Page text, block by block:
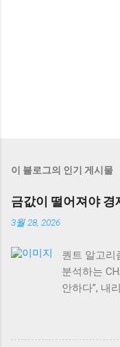
이 블로그의 인기 게시물
금값이 떨어져야 경
3월 28, 2026
퀀트 알고리
분석하는
안하다”, 내
재 글로벌
마나 위험한